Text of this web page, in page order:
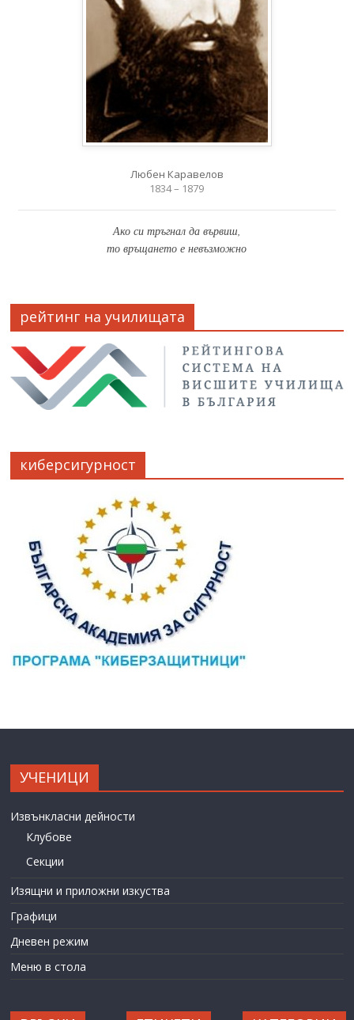
Любен Каравелов
1834 – 1879
Ако си тръгнал да вървиш,
то връщането е невъзможно
рейтинг на училищата
киберсигурност
УЧЕНИЦИ
Извънкласни дейности
Клубове
Секции
Изящни и приложни изкуства
Графици
Дневен режим
Меню в стола